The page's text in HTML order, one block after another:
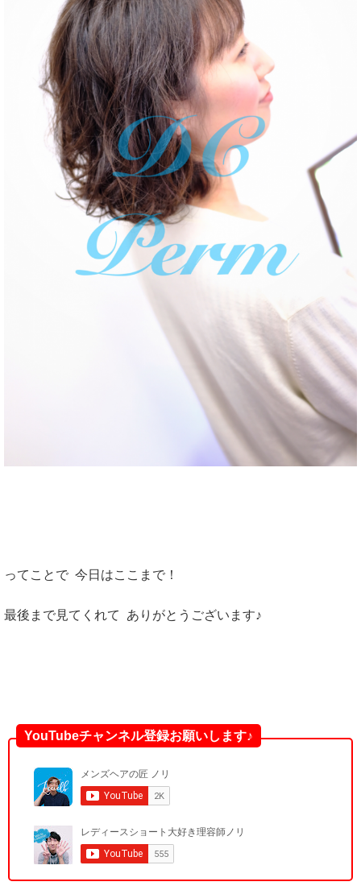
ってことで 今日はここまで！
最後まで見てくれて ありがとうございます♪
YouTubeチャンネル登録お願いします♪